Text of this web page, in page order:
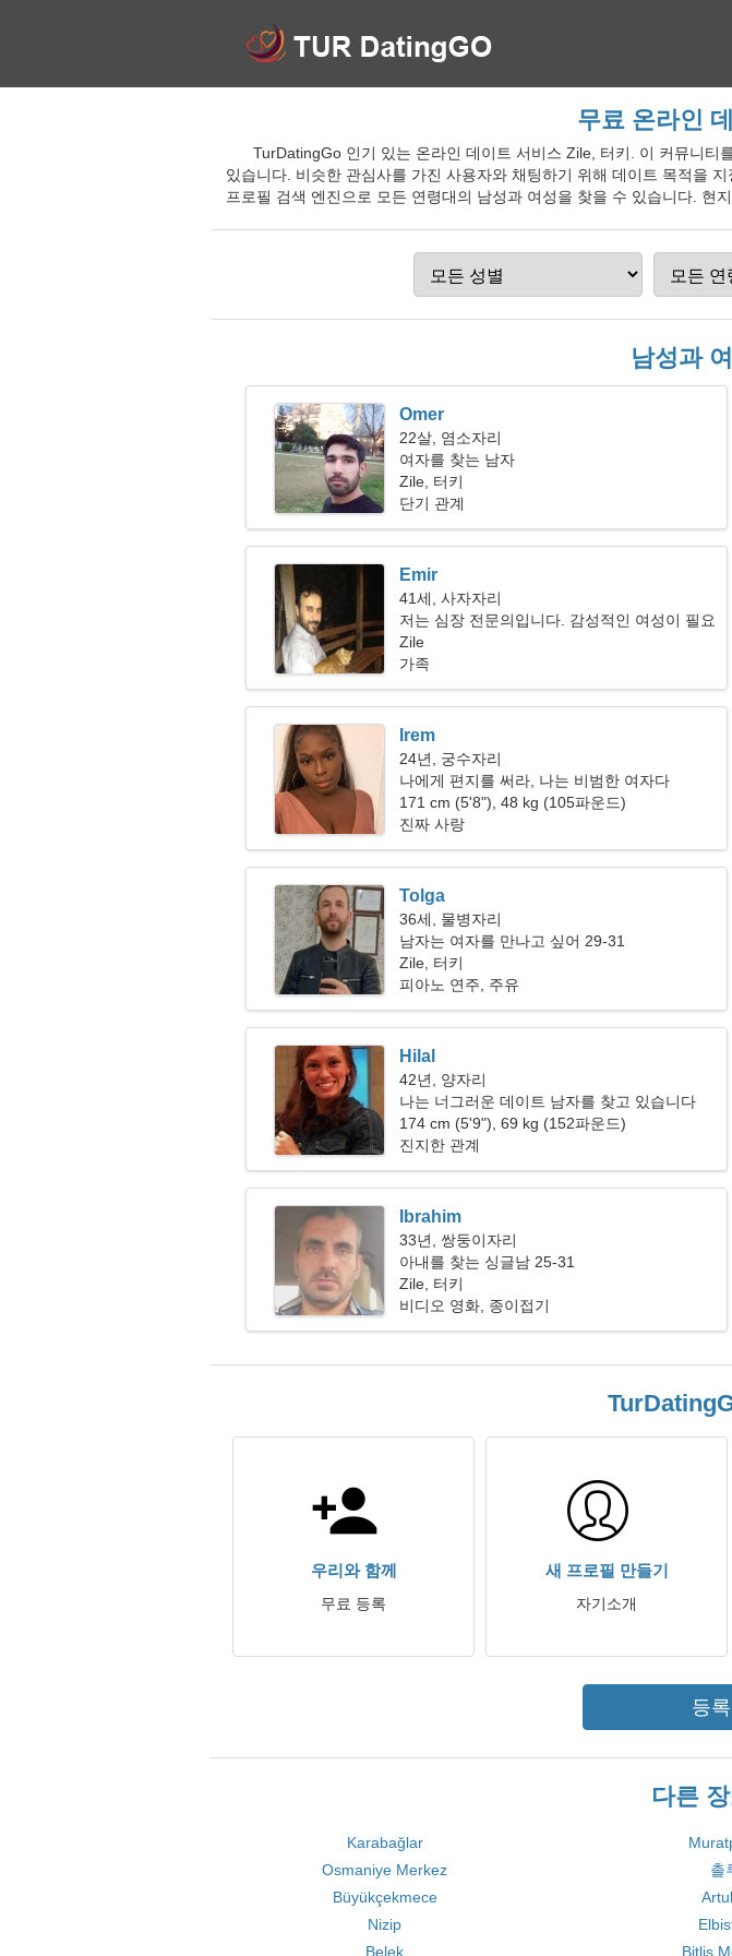
무료 온라인
TurDatingGo 인기 있는 온라인 데이트 서비스 Zile, 터키. 이 커뮤니
있습니다. 비슷한 관심사를 가진 사용자와 채팅하기 위해 데이트 목적을
프로필 검색 엔진으로 모든 연령대의 남성과 여성을 찾을 수 있습니다. 현
남성과
Omer
22살, 염소자리
여자를 찾는 남자
Zile, 터키
단기 관계
Emir
41세, 사자자리
저는 심장 전문의입니다. 감성적인 여성이 필요
합니다
Zile
가족
Irem
24년, 궁수자리
나에게 편지를 써라, 나는 비범한 여자다
171 cm (5'8"), 48 kg (105파운드)
진짜 사랑
Tolga
36세, 물병자리
남자는 여자를 만나고 싶어 29-31
Zile, 터키
피아노 연주, 주유
Hilal
42년, 양자리
나는 너그러운 데이트 남자를 찾고 있습니다
174 cm (5'9"), 69 kg (152파운드)
진지한 관계
Ibrahim
33년, 쌍둥이자리
아내를 찾는 싱글남 25-31
Zile, 터키
비디오 영화, 종이접기
우리와 함께
무료 등록
새 프로필 만들기
자기소개
등
다른
Karabağlar
Osmaniye Merkez
촐
Büyükçekmece
Nizip
Belek
Bitlis